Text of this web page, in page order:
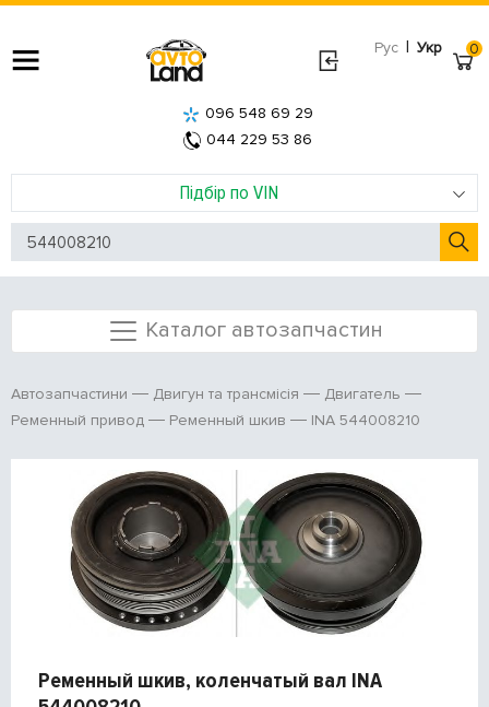
Рус | Укр
Підбір по VIN
096 548 69 29
044 229 53 86
0
Каталог автозапчастин
Автозапчастини Двигун та трансмісія
Двигатель
Ременный привод
Ременный шкив INA 544008210
Ременный шкив, коленчатый вал INA